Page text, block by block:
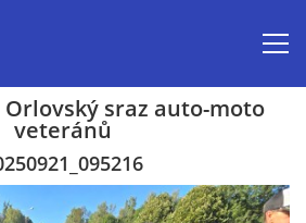
Orlovský sraz auto-moto
veteránů